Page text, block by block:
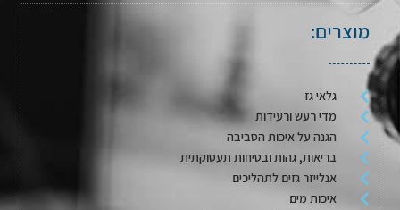
מוצרים:
גלאי גז
מדי רעש ורעידות
הגנה על איכות הסביבה
בריאות, גהות ובטיחות תעסוקתית
אנלייזר גזים לתהליכים
איכות מים